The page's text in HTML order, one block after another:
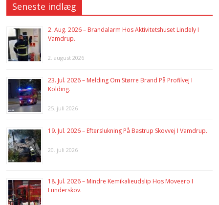
Seneste indlæg
2. Aug. 2026 – Brandalarm Hos Aktivitetshuset Lindely I
Vamdrup.
2. august 2026
23. Jul. 2026 – Melding Om Større Brand På Profilvej I
Kolding.
25. juli 2026
19. Jul. 2026 – Efterslukning På Bastrup Skovvej I Vamdrup.
20. juli 2026
18. Jul. 2026 – Mindre Kemikalieudslip Hos Moveero I
Lunderskov.